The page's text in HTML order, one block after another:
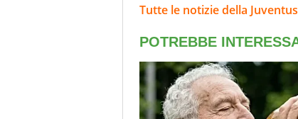
Tutte le notizie della Juventus